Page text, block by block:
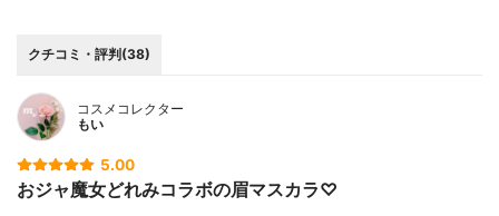
クチコミ・評判(38)
コスメコレクター
もい
5.00
おジャ魔女どれみコラボの眉マスカラ♡